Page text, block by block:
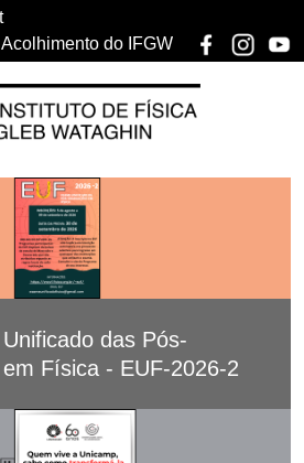
do IFGW
das Pós-
Física - EUF-2026-2